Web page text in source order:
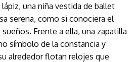
una niña vestida de ballet
serena, como si conociera el
Frente a ella, una zapatilla
símbolo de la constancia y
alrededor flotan relojes que